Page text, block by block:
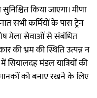
किया जाएगा। मीणा
सभी कर्मियों के पास ट्रेन
मेला सेवाओं से संबंधित
की भ्रम की स्थिति उत्पन्न न
सियालदह मंडल यात्रियों की
को बनाए रखने के लिए